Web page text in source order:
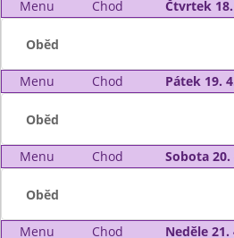
Menu
Chod Čtvrtek 18.
Oběd
Menu Chod Pátek 19.
Oběd
Menu Chod Sobota 20.
Oběd
Menu Chod Neděle 21.